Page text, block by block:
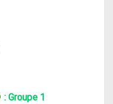
: Groupe 1